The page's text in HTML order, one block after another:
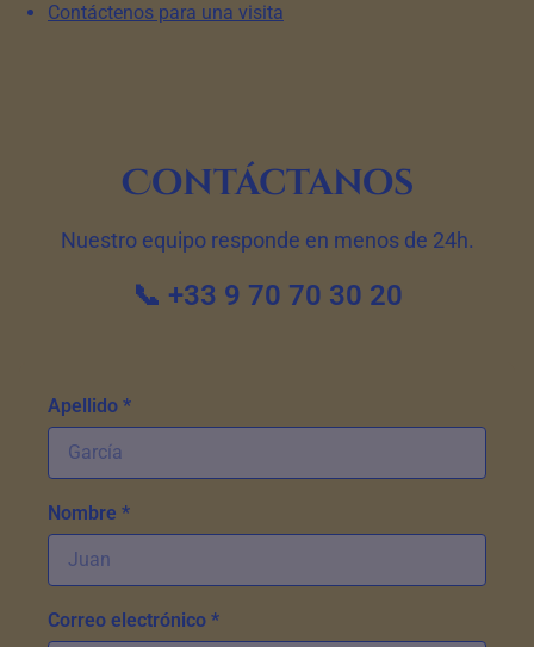
Contáctenos para una visita
Contáctanos
Nuestro equipo responde en menos de 24h.
📞 +33 9 70 70 30 20
Apellido *
Nombre *
Correo electrónico *